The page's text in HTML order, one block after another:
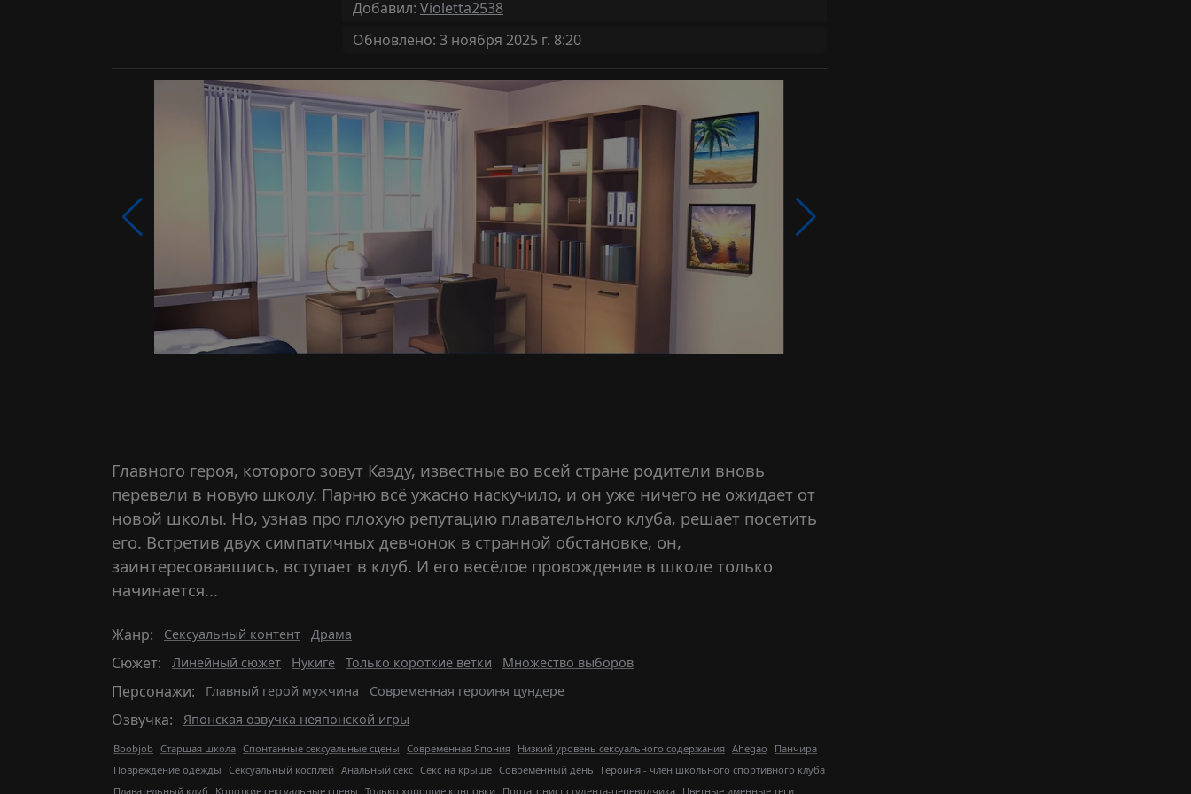
Добавил: Violetta2538
Обновлено: 3 ноября 2025 г. 8:20
Главного героя, которого зовут Каэду, известные во всей стране родители вновь
перевели в новую школу. Парню всё ужасно наскучило, и он уже ничего не ожидает от
новой школы. Но, узнав про плохую репутацию плавательного клуба, решает посетить
его. Встретив двух симпатичных девчонок в странной обстановке, он,
заинтересовавшись, вступает в клуб. И его весёлое провождение в школе только
начинается...
Жанр: Сексуальный контент Драма
Сюжет: Линейный сюжет Нукиге Только короткие ветки Множество выборов
Персонажи: Главный герой мужчина Современная героиня цундере
Озвучка: Японская озвучка неяпонской игры
Boobjob Старшая школа Спонтанные сексуальные сцены Современная Япония Низкий уровень сексуального содержания Ahegao
Панчира
Повреждение одежды Сексуальный косплей Анальный секс Секс на крыше Современный день
Героиня - член школьного спортивного клуба
Плавательный клуб
Короткие сексуальные сцены Только хорошие концовки Протагонист студента-переводчика Цветные именные теги